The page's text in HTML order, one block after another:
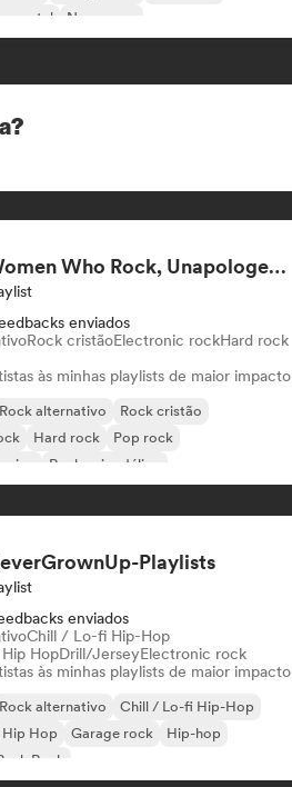
metal
New wave
Women Who Rock, Unapologetically
enviados
Rock cristãoElectronic rockHard rock
às minhas playlists de maior impacto
Rock alternativo
Rock cristão
Hard rock
Pop rock
Rock psicodélico
Playlists
enviados
Chill / Lo-fi Hip-Hop
HopDrill/JerseyElectronic rock
às minhas playlists de maior impacto
Rock alternativo
Chill / Lo-fi Hip-Hop
Hop
Garage rock
Hip-hop
Rock